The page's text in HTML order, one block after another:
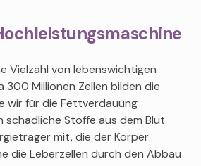
Vielzahl von lebenswichtigen
300 Millionen Zellen bilden die
wir für die Fettverdauung
schädliche Stoffe aus dem Blut
mit, die der Körper
die Leberzellen durch den Abbau